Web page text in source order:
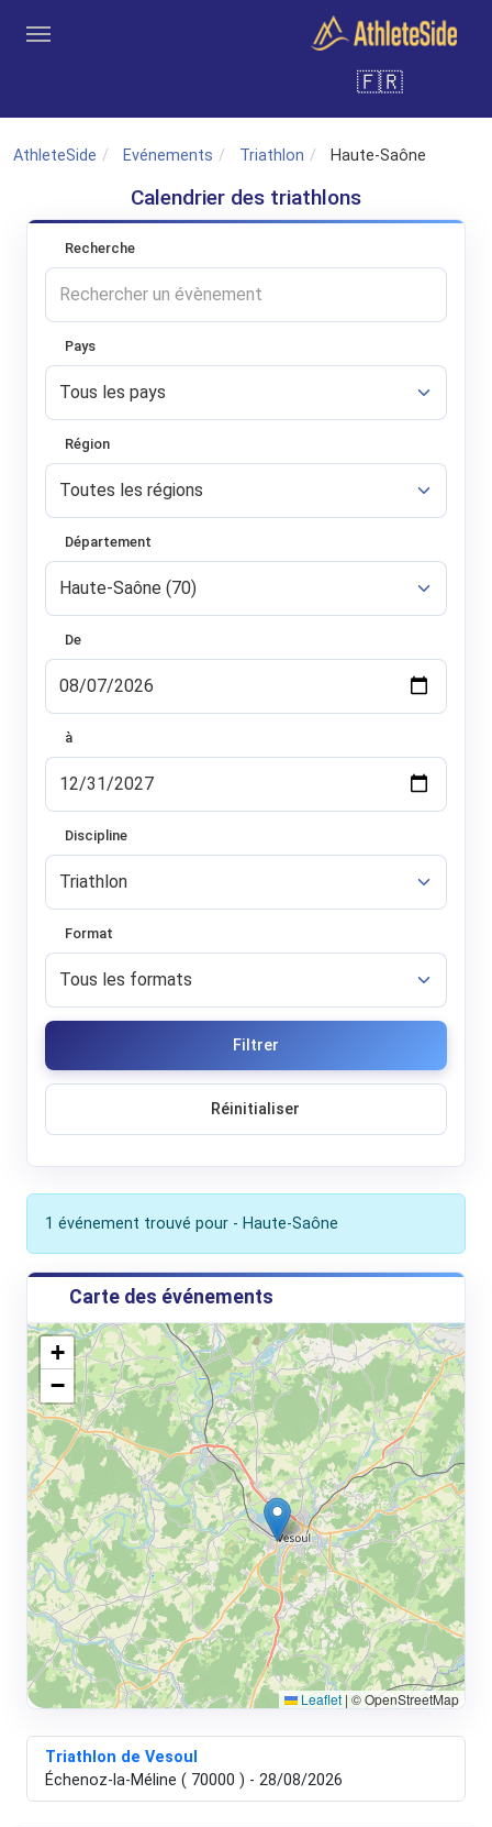
Inscription
🇫🇷
AthleteSide Evénements Triathlon Haute-Saône
Calendrier des triathlons
Recherche
Pays
Région
Département
De
à
Discipline
Format
Filtrer
Réinitialiser
1 événement trouvé pour - Haute-Saône
Carte des événements
+
−
Leaflet | © OpenStreetMap
Triathlon de Vesoul
Échenoz-la-Méline ( 70000 ) - 28/08/2026